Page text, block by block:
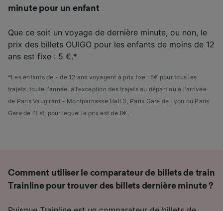
minute pour un enfant
Que ce soit un voyage de dernière minute, ou non, le
prix des billets OUIGO pour les enfants de moins de 12
ans est fixe : 5 €.*
*Les enfants de - de 12 ans voyagent à prix fixe : 5€ pour tous les
trajets, toute l'année, à l’exception des trajets au départ ou à l'arrivée
de Paris Vaugirard - Montparnasse Hall 3, Paris Gare de Lyon ou Paris
Gare de l'Est, pour lequel le prix est de 8€.
Comment utiliser le comparateur de billets de train
Trainline pour trouver des billets dernière minute ?